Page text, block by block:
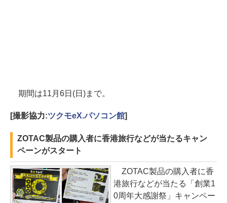
期間は11月6日(日)まで。
[撮影協力:ツクモeX.パソコン館]
ZOTAC製品の購入者に香港旅行などが当たるキャン
ペーンがスタート
ZOTAC製品の購入者に香
港旅行などが当たる「創業1
0周年大感謝祭」キャンペー